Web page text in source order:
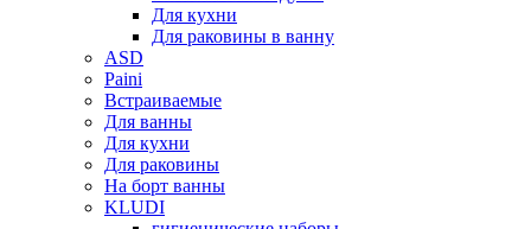
Для кухни
Для раковины в ванну
ASD
Paini
Встраиваемые
Для ванны
Для кухни
Для раковины
На борт ванны
KLUDI